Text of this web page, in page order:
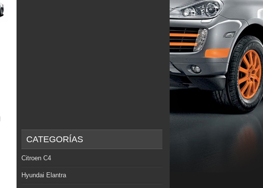
CATEGORÍAS
Citroen C4
Hyundai Elantra